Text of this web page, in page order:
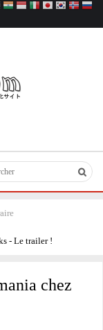
- Le trailer !
chez